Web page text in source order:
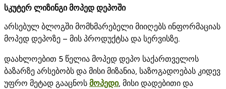
სკუტერ ლიზინგი მოპედ დეპოში
არსებულ ბლოგში მომხმარებელი მიიღებს ინფორმაციას
მოპედ დეპოზე – მის პროდუქტსა და სერვისზე.
დაახლოებით 5 წელია მოპედ დეპო საქართველოს
ბაზარზე არსებობს და მისი მიზანია, საზოგადოებას კიდევ
უფრო მეტად გააცნოს მოპედი, მისი დადებითი და